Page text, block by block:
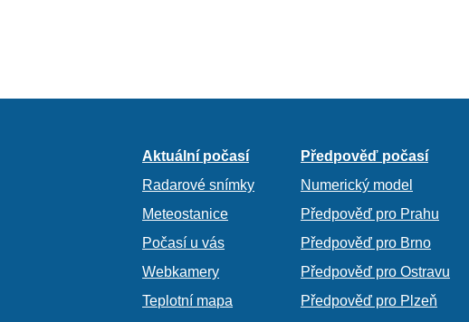
Aktuální počasí
Radarové snímky
Meteostanice
Počasí u vás
Webkamery
Teplotní mapa
Předpověď počasí
Numerický model
Předpověď pro Prahu
Předpověď pro Brno
Předpověď pro Ostravu
Předpověď pro Plzeň